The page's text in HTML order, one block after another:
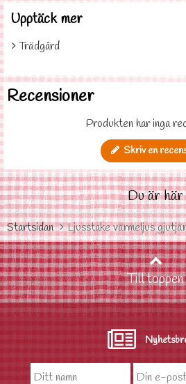
Upptäck mer
Trädgård
Recensioner
Produkten har inga
Skriv en
Du är här
Startsidan Ljusstake värmeljus
Till toppen